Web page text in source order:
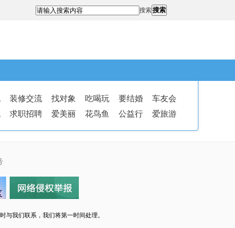
搜索搜索
装修交流 找对象 吃喝玩 要结婚
车友会
求职招聘 爱美丽 花鸟鱼 公益行 爱旅游
与我们联系，我们将第一时间处理。